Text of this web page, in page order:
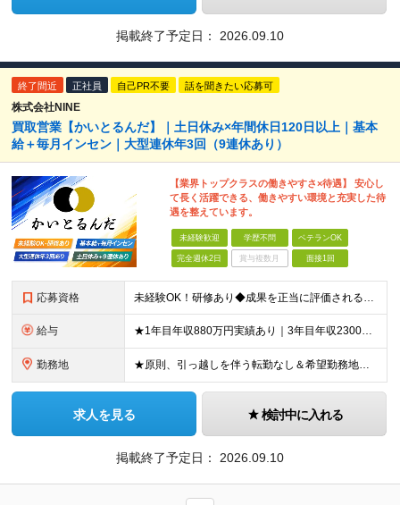
掲載終了予定日： 2026.09.10
終了間近 正社員 自己PR不要 話を聞きたい応募可
株式会社NINE
買取営業【かいとるんだ】｜⼟⽇休み×年間休⽇120⽇以上｜基本
給＋毎⽉インセン｜⼤型連休年3回（9連休あり）
【業界トップクラスの働きやすさ×待遇】 安⼼し
て⻑く活躍できる、働きやすい環境と充実した待
遇を整えています。
未経験歓迎 学歴不問 ベテランOK
完全週休2日 賞与複数月 面接1回
応募資格 未経験OK！研修あり◆成果を正当に評価される環境で働きたい方・安定した収入と休日のもと、長く活躍したい方歓迎 ★業界経験、営業経験⼀切不問 ★PCスキル不問 ★学歴不問 ★今の環境に満⾜できない⽅、
給与 ★1年目年収880万円実績あり｜3年目年収2300万円実績あり｜未経験スタートで月給30万円以上保証 ＜新宿／錦糸町／新橋／渋谷／大森＞ ★月給40万円＋毎月インセンティブ＋交通費＋各種手当＋特別
勤務地 ★原則、引っ越しを伴う転勤なし＆希望勤務地確約 札幌／青森／八戸／仙台／宇都宮／水戸／新宿／錦糸町／立川／横浜／大宮／千葉／静岡／名古屋／沼津／浜松／豊橋／新潟／長野／富山／金沢／高松／松山／広島／
求人を見る 検討中に入れる
掲載終了予定日： 2026.09.10